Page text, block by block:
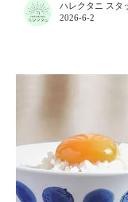
ハレクタニ スタ
2026-6-2